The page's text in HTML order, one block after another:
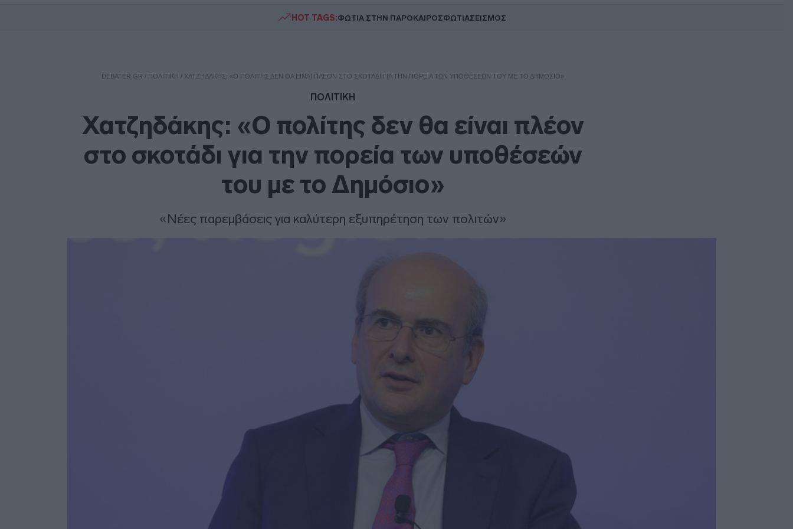
HOT TAGS:ΦΩΤΙΑ ΣΤΗΝ ΠΑΡΟΚΑΙΡΟΣΦΩΤΙΑΣΕΙΣΜΟΣ
DEBATER.GR / ΠΟΛΙΤΙΚΗ / ΧΑΤΖΗΔΆΚΗΣ: «Ο ΠΟΛΊΤΗΣ ΔΕΝ ΘΑ ΕΊΝΑΙ ΠΛΈΟΝ ΣΤΟ ΣΚΟΤΆΔΙ ΓΙΑ ΤΗΝ ΠΟΡΕΊΑ ΤΩΝ ΥΠΟΘΈΣΕΏΝ ΤΟΥ ΜΕ ΤΟ ΔΗΜΌΣΙΟ»
ΠΟΛΙΤΙΚΗ
Χατζηδάκης: «Ο πολίτης δεν θα είναι πλέον
στο σκοτάδι για την πορεία των υποθέσεών
του με το Δημόσιο»
«Νέες παρεμβάσεις για καλύτερη εξυπηρέτηση των πολιτών»